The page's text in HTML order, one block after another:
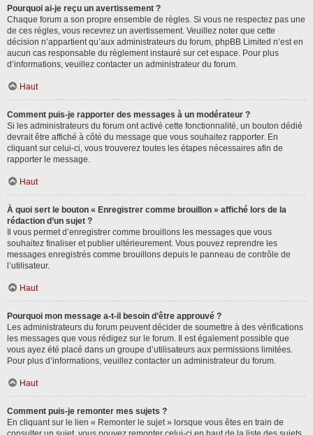
Pourquoi ai-je reçu un avertissement ?
Chaque forum a son propre ensemble de règles. Si vous ne respectez pas une
de ces règles, vous recevrez un avertissement. Veuillez noter que cette
décision n’appartient qu’aux administrateurs du forum, phpBB Limited n’est en
aucun cas responsable du règlement instauré sur cet espace. Pour plus
d’informations, veuillez contacter un administrateur du forum.
Haut
Comment puis-je rapporter des messages à un modérateur ?
Si les administrateurs du forum ont activé cette fonctionnalité, un bouton dédié
devrait être affiché à côté du message que vous souhaitez rapporter. En
cliquant sur celui-ci, vous trouverez toutes les étapes nécessaires afin de
rapporter le message.
Haut
À quoi sert le bouton « Enregistrer comme brouillon » affiché lors de la
rédaction d’un sujet ?
Il vous permet d’enregistrer comme brouillons les messages que vous
souhaitez finaliser et publier ultérieurement. Vous pouvez reprendre les
messages enregistrés comme brouillons depuis le panneau de contrôle de
l’utilisateur.
Haut
Pourquoi mon message a-t-il besoin d’être approuvé ?
Les administrateurs du forum peuvent décider de soumettre à des vérifications
les messages que vous rédigez sur le forum. Il est également possible que
vous ayez été placé dans un groupe d’utilisateurs aux permissions limitées.
Pour plus d’informations, veuillez contacter un administrateur du forum.
Haut
Comment puis-je remonter mes sujets ?
En cliquant sur le lien « Remonter le sujet » lorsque vous êtes en train de